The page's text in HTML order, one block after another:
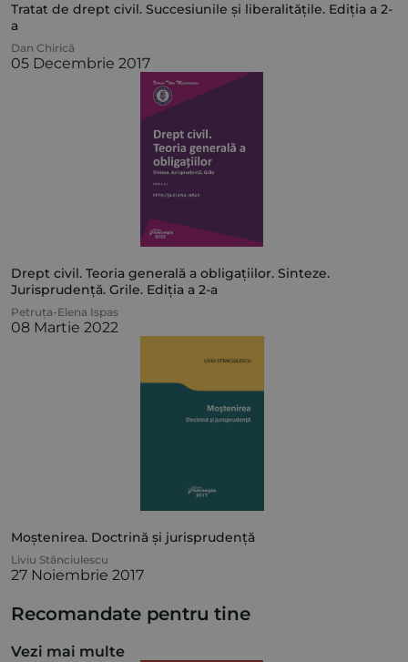
Tratat de drept civil. Succesiunile și liberalitățile. Ediția a 2-
a
Dan Chirică
05 Decembrie 2017
Drept civil. Teoria generală a obligațiilor. Sinteze.
Jurisprudență. Grile. Ediția a 2-a
Petruța-Elena Ispas
08 Martie 2022
Moștenirea. Doctrină și jurisprudență
Liviu Stănciulescu
27 Noiembrie 2017
Recomandate pentru tine
Vezi mai multe